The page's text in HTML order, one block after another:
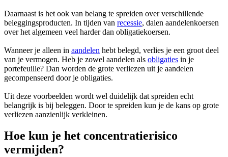
Daarnaast is het ook van belang te spreiden over verschillende
beleggingsproducten. In tijden van recessie, dalen aandelenkoersen
over het algemeen veel harder dan obligatiekoersen.
Wanneer je alleen in aandelen hebt belegd, verlies je een groot deel
van je vermogen. Heb je zowel aandelen als obligaties in je
portefeuille? Dan worden de grote verliezen uit je aandelen
gecompenseerd door je obligaties.
Uit deze voorbeelden wordt wel duidelijk dat spreiden echt
belangrijk is bij beleggen. Door te spreiden kun je de kans op grote
verliezen aanzienlijk verkleinen.
Hoe kun je het concentratierisico
vermijden?